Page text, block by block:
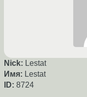
Nick: Lestat
Имя: Lestat
ID: 8724